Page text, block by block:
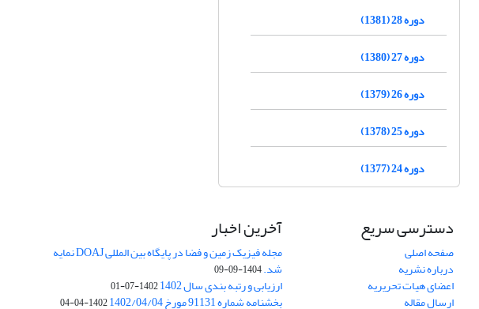
دوره 28 (1381)
دوره 27 (1380)
دوره 26 (1379)
دوره 25 (1378)
دوره 24 (1377)
دسترسی سریع
صفحه اصلی
درباره نشریه
اعضای هیات تحریریه
ارسال مقاله
آخرین اخبار
مجله فیزیک زمین و فضا در پایگاه بین المللی DOAJ نمایه
شد.1404-09-09
ارزیابی و رتبه بندی سال 1402 1402-07-01
بخشنامه شماره 91131 مورخ 1402/04/04 1402-04-04